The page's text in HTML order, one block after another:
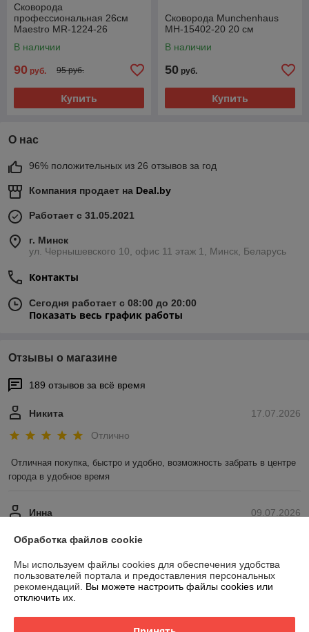
Сковорода
профессиональная 26см
Maestro MR-1224-26
В наличии
90 руб. 95 руб.
Купить
Сковорода Munchenhaus
MH-15402-20 20 см
В наличии
50 руб.
Купить
О нас
96% положительных из 26 отзывов за год
Компания продает на Deal.by
Работает с 31.05.2021
г. Минск
ул. Чернышевского 10, офис 11 этаж 1, Минск, Беларусь
Контакты
Сегодня работает с 08:00 до 20:00
Показать весь график работы
Отзывы о магазине
189 отзывов за всё время
17.07.2026
Никита
Отлично
Отличная покупка, быстро и удобно, возможность забрать в центре
города в удобное время
09.07.2026
Инна
Показать все отзывы
Обработка файлов cookie
Мы используем файлы cookies для обеспечения удобства
пользователей портала и предоставления персональных
рекомендаций. Вы можете настроить файлы cookies или
отключить их.